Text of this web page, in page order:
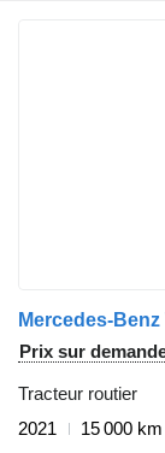
Mercedes-Benz
Prix sur
Tracteur routier
2021
15 000 km